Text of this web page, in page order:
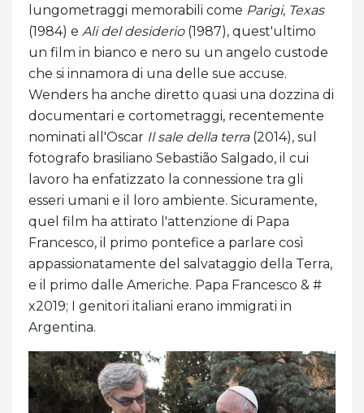
lungometraggi memorabili come Parigi, Texas
(1984) e Ali del desiderio (1987), quest'ultimo
un film in bianco e nero su un angelo custode
che si innamora di una delle sue accuse.
Wenders ha anche diretto quasi una dozzina di
documentari e cortometraggi, recentemente
nominati all'Oscar Il sale della terra(2014), sul
fotografo brasiliano Sebastião Salgado, il cui
lavoro ha enfatizzato la connessione tra gli
esseri umani e il loro ambiente. Sicuramente,
quel film ha attirato l'attenzione di Papa
Francesco, il primo pontefice a parlare così
appassionatamente del salvataggio della Terra,
e il primo dalle Americhe. Papa Francesco & #
x2019; I genitori italiani erano immigrati in
Argentina.